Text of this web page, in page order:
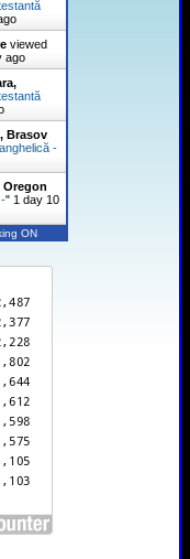
viewed
ago
Brasov
-
Oregon
" 1 day 10
ON